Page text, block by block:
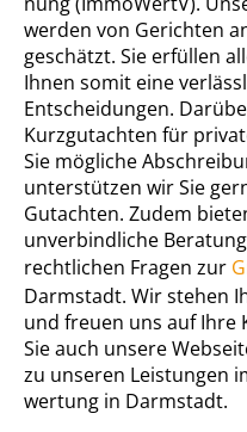
werden von Gerichten
geschätzt. Sie erfüllen
Ihnen somit eine
Entscheidungen.
Kurzgutachten für
Sie mögliche
unterstützen wir Sie
Gutachten. Zudem
unverbindliche
rechtlichen Fragen zur
Darmstadt. Wir stehen
und freuen uns auf Ihre
Sie auch unsere
zu unseren Leistungen
wer­tung in Darmstadt.